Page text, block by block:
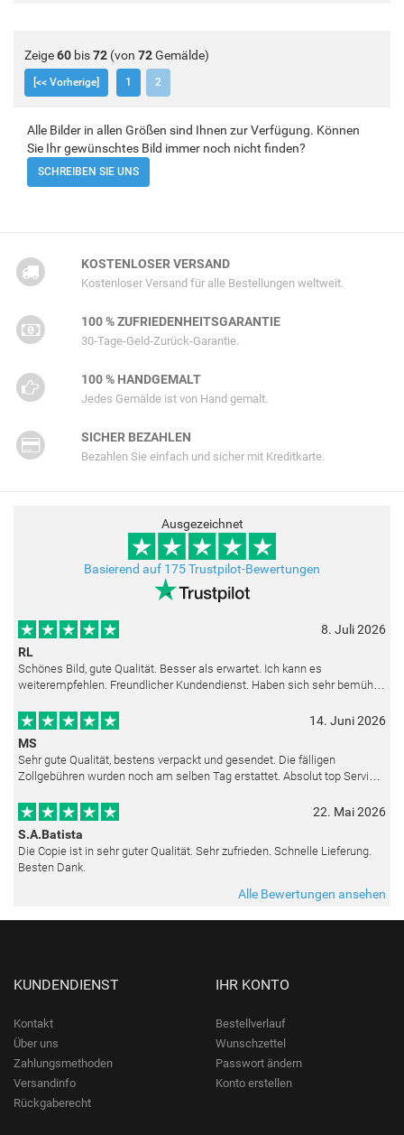
Zeige60 bis72 (von 72Gemälde)
[<< Vorherige] 1 2
Alle Bilder in allen Größen sind Ihnen zur Verfügung. Können
Sie Ihr gewünschtes Bild immer noch nicht finden?
SCHREIBEN SIE UNS
KOSTENLOSER VERSAND
Kostenloser Versand für alle Bestellungen weltweit.
100 % ZUFRIEDENHEITSGARANTIE
30-Tage-Geld-Zurück-Garantie.
100 % HANDGEMALT
Jedes Gemälde ist von Hand gemalt.
SICHER BEZAHLEN
Bezahlen Sie einfach und sicher mit Kreditkarte.
Ausgezeichnet
Basierend auf 175 Trustpilot-Bewertungen
8. Juli 2026
RL
Schönes Bild, gute Qualität. Besser als erwartet. Ich kann es
weiterempfehlen. Freundlicher Kundendienst. Haben sich sehr bemüht
14. Juni 2026
MS
Sehr gute Qualität, bestens verpackt und gesendet. Die fälligen
Zollgebühren wurden noch am selben Tag erstattet. Absolut top Service
22. Mai 2026
S.A.Batista
Die Copie ist in sehr guter Qualität. Sehr zufrieden. Schnelle Lieferung.
Besten Dank.
Alle Bewertungen ansehen
KUNDENDIENST
Kontakt
Über uns
Zahlungsmethoden
Versandinfo
Rückgaberecht
IHR KONTO
Bestellverlauf
Wunschzettel
Passwort ändern
Konto erstellen